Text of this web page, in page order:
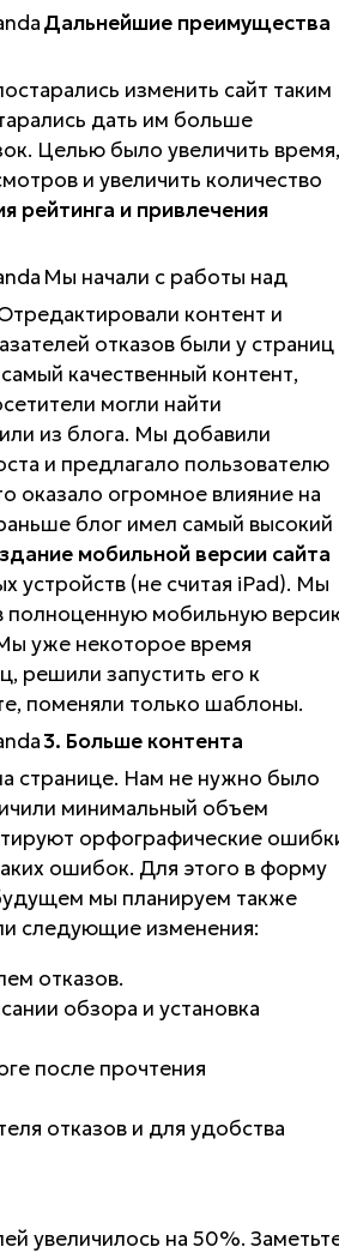
Дальнейшие преимущества
изменить сайт таким
дать им больше
Целью было увеличить время,
и увеличить количество
рейтинга и привлечения
Мы начали с работы над
контент и
отказов были у страниц
качественный контент,
могли найти
из блога. Мы добавили
и предлагало пользователю
оказало огромное влияние на
блог имел самый высокий
мобильной версии сайта
устройств (не считая iPad). Мы
полноценную мобильную
уже некоторое время
решили запустить его к
поменяли только шаблоны.
3. Больше контента
странице. Нам не нужно было
минимальный объем
орфографические
ошибок. Для этого в форму
мы планируем также
следующие изменения:
отказов.
обзора и установка
после прочтения
отказов и для удобства
увеличилось на 50%.